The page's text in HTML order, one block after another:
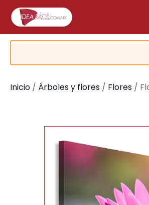
Inicio / Árboles y flores / Flores /